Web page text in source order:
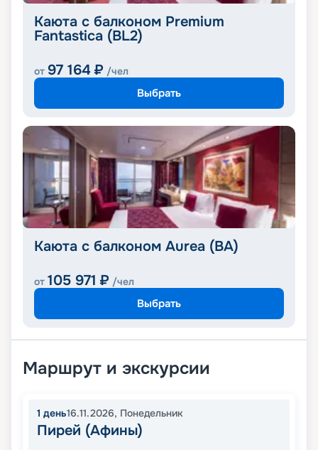
Каюта с балконом Premium
Fantastica (BL2)
от 97 164 ₽ /чел
Выбрать
Каюта с балконом Aurea (BA)
от 105 971 ₽ /чел
Выбрать
Маршрут и экскурсии
1 день16.11.2026, Понедельник
Пирей (Афины)